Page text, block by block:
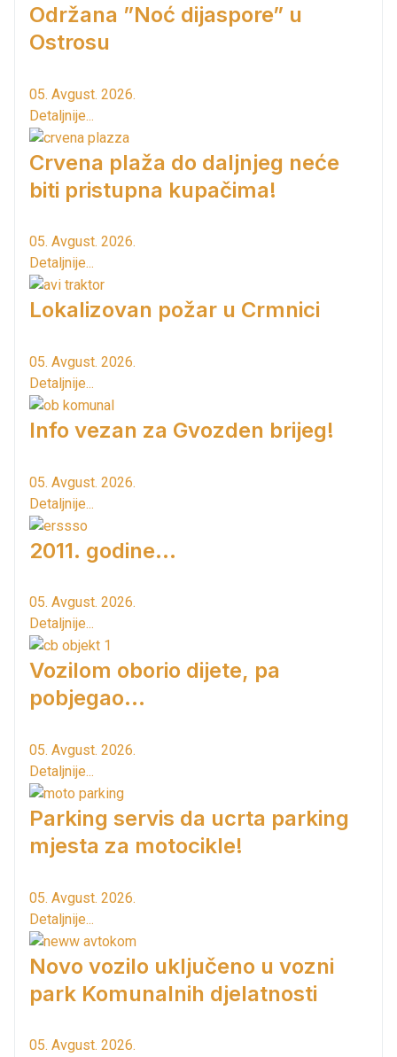
Održana ”Noć dijaspore” u
Ostrosu
05. Avgust. 2026.
Detaljnije...
Crvena plaža do daljnjeg neće
biti pristupna kupačima!
05. Avgust. 2026.
Detaljnije...
Lokalizovan požar u Crmnici
05. Avgust. 2026.
Detaljnije...
Info vezan za Gvozden brijeg!
05. Avgust. 2026.
Detaljnije...
2011. godine...
05. Avgust. 2026.
Detaljnije...
Vozilom oborio dijete, pa
pobjegao...
05. Avgust. 2026.
Detaljnije...
Parking servis da ucrta parking
mjesta za motocikle!
05. Avgust. 2026.
Detaljnije...
Novo vozilo uključeno u vozni
park Komunalnih djelatnosti
05. Avgust. 2026.